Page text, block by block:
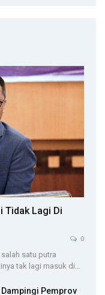
Tidak Lagi Di
0
satu putra
tak lagi masuk di…
Pemprov